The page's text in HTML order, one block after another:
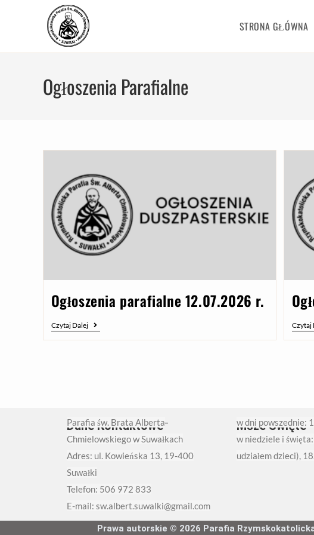
STRONA GŁÓWNA
Ogłoszenia Parafialne
Ogłoszenia parafialne 12.07.2026 r.
Czytaj Dalej Czytaj
Dane Kontaktowe
Parafia św. Brata Alberta
Chmielowskiego w Suwałkach
Adres: ul. Kowieńska 13, 19-400
Suwałki
Telefon: 506 972 833
E-mail: sw.albert.suwalki@gmail.com
Msze Święte
w dni powszednie:
w niedziele i
udziałem dzieci),
Prawa autorskie © 2026 Parafia